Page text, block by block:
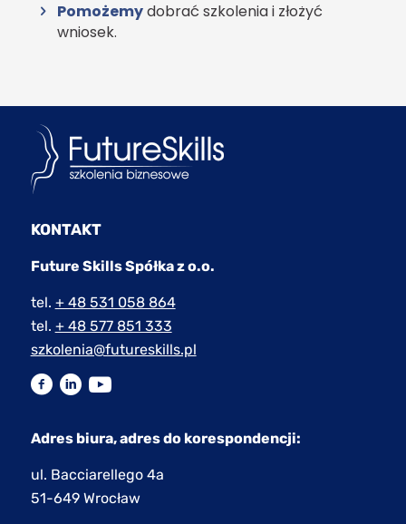
Pomożemydobrać szkolenia i złożyć
wniosek.
KONTAKT
Future Skills Spółka z o.o.
tel. + 48 531 058 864
tel. + 48 577 851 333
szkolenia@futureskills.pl
Adres biura, adres do korespondencji:
ul. Bacciarellego 4a
51-649 Wrocław